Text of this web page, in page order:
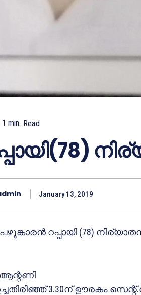
min. Read
January 13, 2019
റപ്പായി (78)
3.30ന് ഊരകം